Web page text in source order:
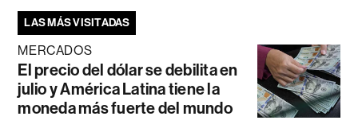
LAS MÁS VISITADAS
MERCADOS
El precio del dólar se debilita en
julio y América Latina tiene la
moneda más fuerte del mundo